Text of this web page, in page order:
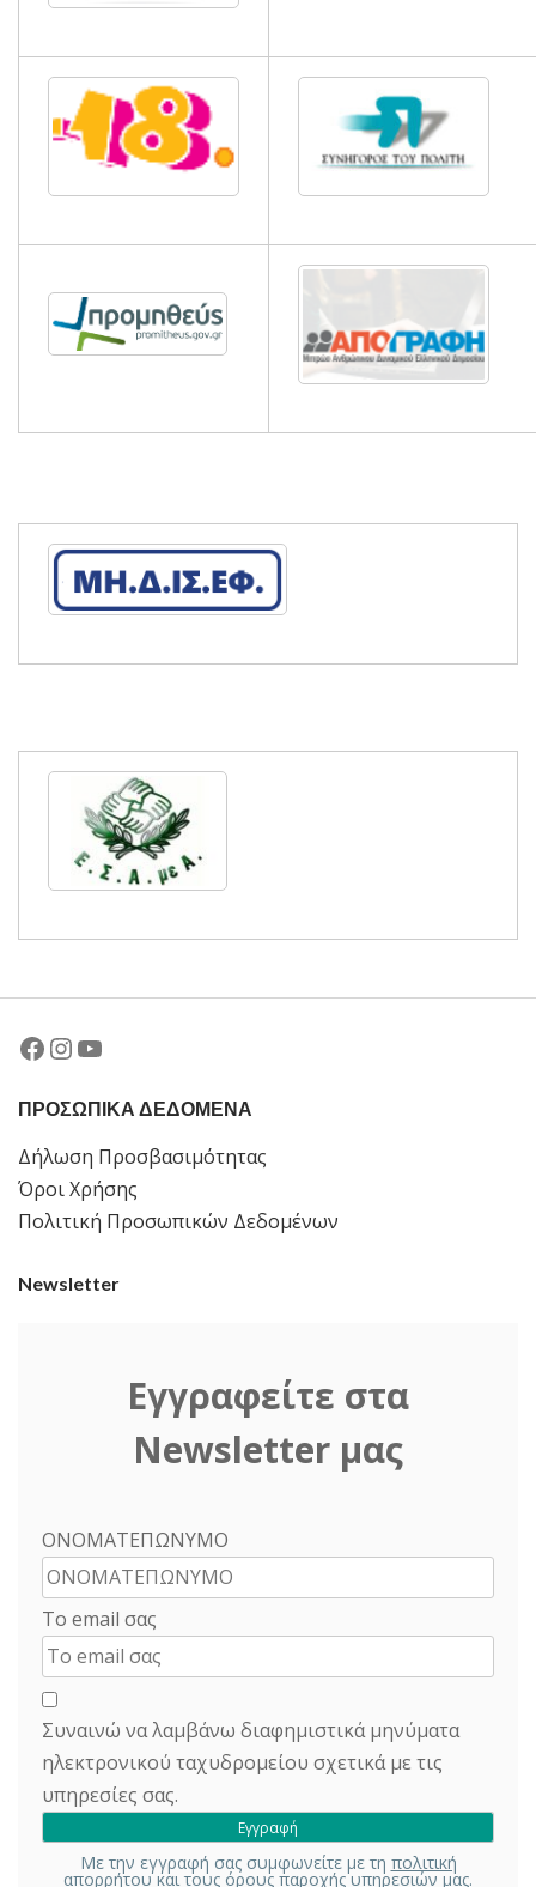
Facebook
Instagram
YouTube
ΠΡΟΣΩΠΙΚΑ ΔΕΔΟΜΕΝΑ
Δήλωση Προσβασιμότητας
Όροι Χρήσης
Πολιτική Προσωπικών Δεδομένων
Newsletter
Εγγραφείτε στα
Newsletter μας
ΟΝΟΜΑΤΕΠΩΝΥΜΟ
Το email σας
Συναινώ να λαμβάνω διαφημιστικά μηνύματα
ηλεκτρονικού ταχυδρομείου σχετικά με τις
υπηρεσίες σας.
Με την εγγραφή σας συμφωνείτε με τη πολιτική
απορρήτουκαι τους όρους παροχής υπηρεσιών μας.